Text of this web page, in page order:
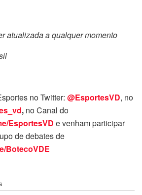
atualizada a qualquer momento
no Twitter: @EsportesVD, no
, no Canal do
EsportesVD e venham participar
de debates de
BotecoVDE